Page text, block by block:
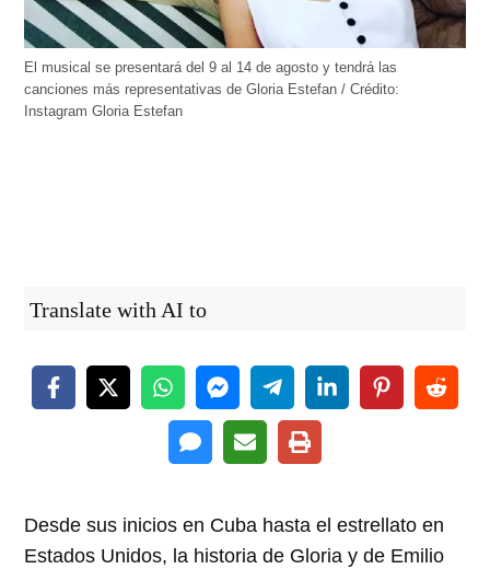
El musical se presentará del 9 al 14 de agosto y tendrá las
canciones más representativas de Gloria Estefan / Crédito:
Instagram Gloria Estefan
Translate with AI to
Desde sus inicios en Cuba hasta el estrellato en
Estados Unidos, la historia de Gloria y de Emilio